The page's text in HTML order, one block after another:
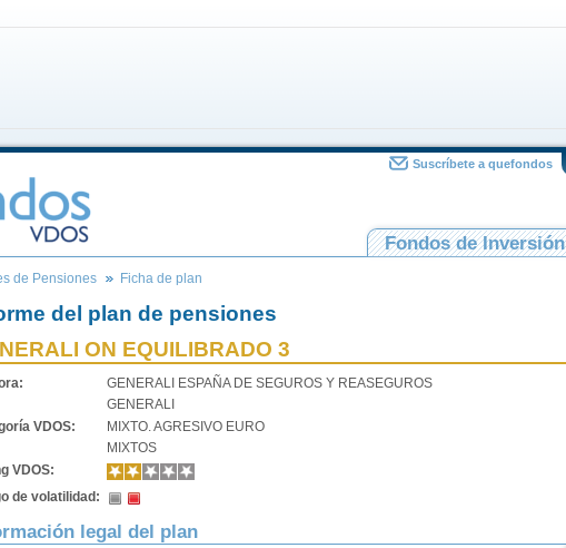
Suscríbete a quefondos
Fondos de Inversión
de Pensiones Ficha de plan
del plan de pensiones
ON EQUILIBRADO 3
GENERALI ESPAÑA DE SEGUROS Y REASEGUROS
GENERALI
VDOS:
MIXTO. AGRESIVO EURO
MIXTOS
VDOS:
de volatilidad:
legal del plan